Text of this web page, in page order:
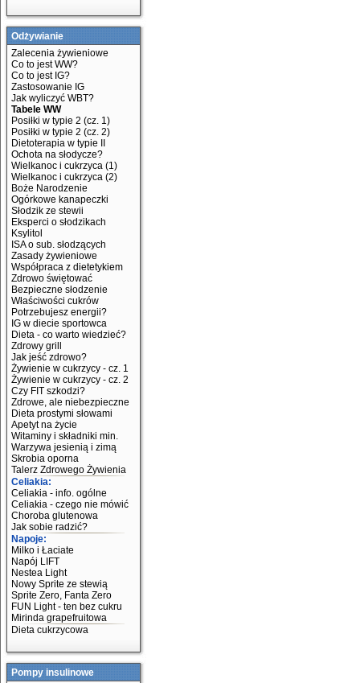
Odżywianie
Zalecenia żywieniowe
Co to jest WW?
Co to jest IG?
Zastosowanie IG
Jak wyliczyć WBT?
Tabele WW
Posiłki w typie 2 (cz. 1)
Posiłki w typie 2 (cz. 2)
Dietoterapia w typie II
Ochota na słodycze?
Wielkanoc i cukrzyca (1)
Wielkanoc i cukrzyca (2)
Boże Narodzenie
Ogórkowe kanapeczki
Słodzik ze stewii
Eksperci o słodzikach
Ksylitol
ISA o sub. słodzących
Zasady żywieniowe
Współpraca z dietetykiem
Zdrowo świętować
Bezpieczne słodzenie
Właściwości cukrów
Potrzebujesz energii?
IG w diecie sportowca
Dieta - co warto wiedzieć?
Zdrowy grill
Jak jeść zdrowo?
Żywienie w cukrzycy - cz. 1
Żywienie w cukrzycy - cz. 2
Czy FIT szkodzi?
Zdrowe, ale niebezpieczne
Dieta prostymi słowami
Apetyt na życie
Witaminy i składniki min.
Warzywa jesienią i zimą
Skrobia oporna
Talerz Zdrowego Żywienia
Celiakia:
Celiakia - info. ogólne
Celiakia - czego nie mówić
Choroba glutenowa
Jak sobie radzić?
Napoje:
Milko i Łaciate
Napój LIFT
Nestea Light
Nowy Sprite ze stewią
Sprite Zero, Fanta Zero
FUN Light - ten bez cukru
Mirinda grapefruitowa
Dieta cukrzycowa
Pompy insulinowe